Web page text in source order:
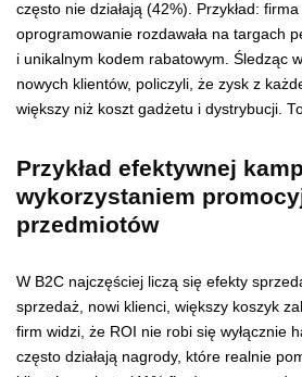
często nie działają (42%). Przykład:
oprogramowanie rozdawała na targach
i unikalnym kodem rabatowym. Śledząc
nowych klientów, policzyli, że zysk z
większy niż koszt gadżetu i dystrybucji.
Przykład efektywnej
wykorzystaniem
przedmiotów
W B2C najczęściej liczą się efekty
sprzedaż, nowi klienci, większy koszyk
firm widzi, że ROI nie robi się wyłącznie
często działają nagrody, które realnie